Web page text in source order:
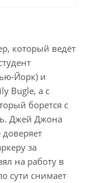
который ведёт
Йорк) и
Bugle, а с
борется с
Джей Джона
за
на работу в
сути снимает